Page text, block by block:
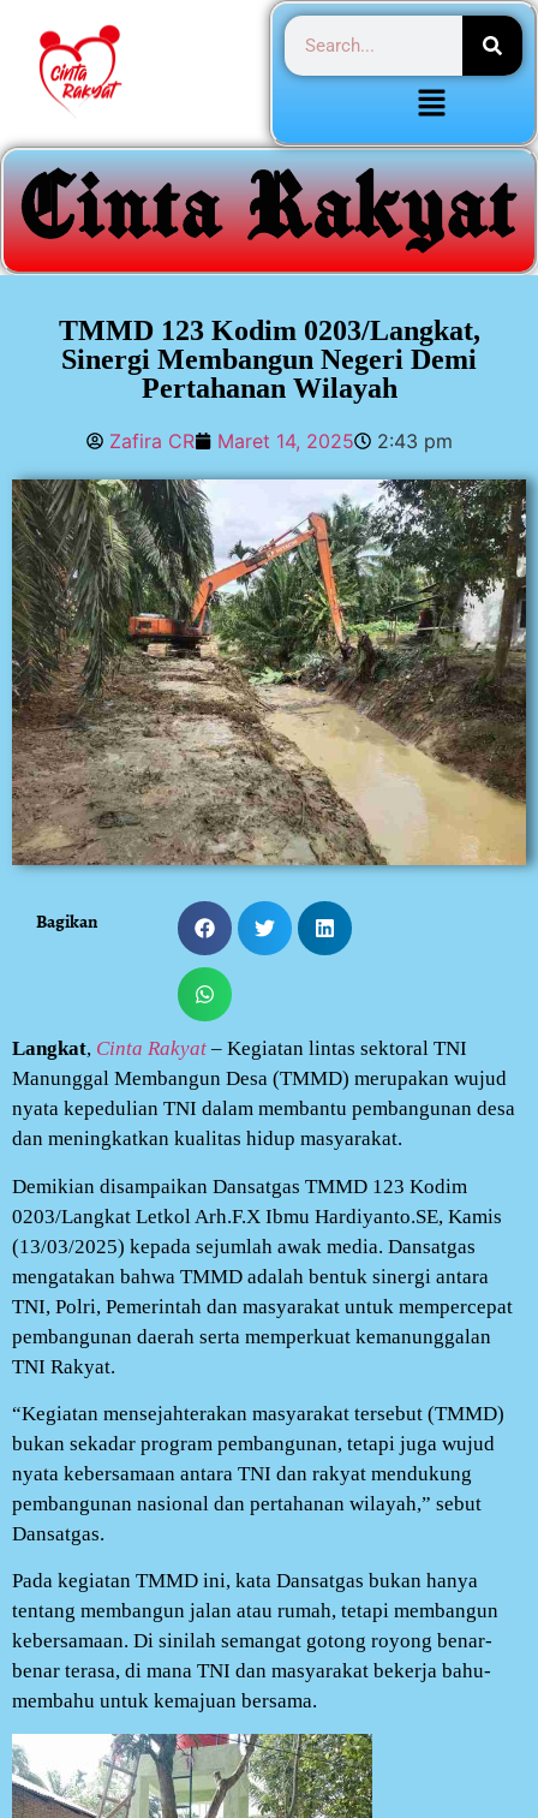
TMMD 123 Kodim 0203/Langkat,
Sinergi Membangun Negeri Demi
Pertahanan Wilayah
Zafira CR Maret 14, 2025 2:43 pm
Bagikan
Langkat, Cinta Rakyat – Kegiatan lintas sektoral TNI
Manunggal Membangun Desa (TMMD) merupakan wujud
nyata kepedulian TNI dalam membantu pembangunan desa
dan meningkatkan kualitas hidup masyarakat.
Demikian disampaikan Dansatgas TMMD 123 Kodim
0203/Langkat Letkol Arh.F.X Ibmu Hardiyanto.SE, Kamis
(13/03/2025) kepada sejumlah awak media. Dansatgas
mengatakan bahwa TMMD adalah bentuk sinergi antara
TNI, Polri, Pemerintah dan masyarakat untuk mempercepat
pembangunan daerah serta memperkuat kemanunggalan
TNI Rakyat.
“Kegiatan mensejahterakan masyarakat tersebut (TMMD)
bukan sekadar program pembangunan, tetapi juga wujud
nyata kebersamaan antara TNI dan rakyat mendukung
pembangunan nasional dan pertahanan wilayah,” sebut
Dansatgas.
Pada kegiatan TMMD ini, kata Dansatgas bukan hanya
tentang membangun jalan atau rumah, tetapi membangun
kebersamaan. Di sinilah semangat gotong royong benar-
benar terasa, di mana TNI dan masyarakat bekerja bahu-
membahu untuk kemajuan bersama.